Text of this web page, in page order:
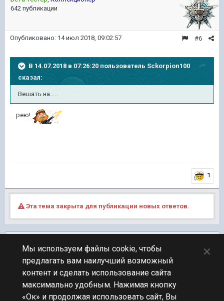
642 публикации
#6
Опубликовано: 14 июл 2018, 09:02:57
В 14.07.2018 в 07:26:20 пользователь Sckorpion100
сказал:
Вешать на......
... рею!
1
Эта тема закрыта для публикации новых ответов.
ПЕРЕЙТИ К СПИСКУ ТЕМ
Фидбек
Мы используем файлы cookie, чтобы
предлагать вам наилучший возможный
контент и сделать использование сайта
максимально удобным. Нажимая кнопку
«Ок» и продолжая использовать сайт, Вы
×